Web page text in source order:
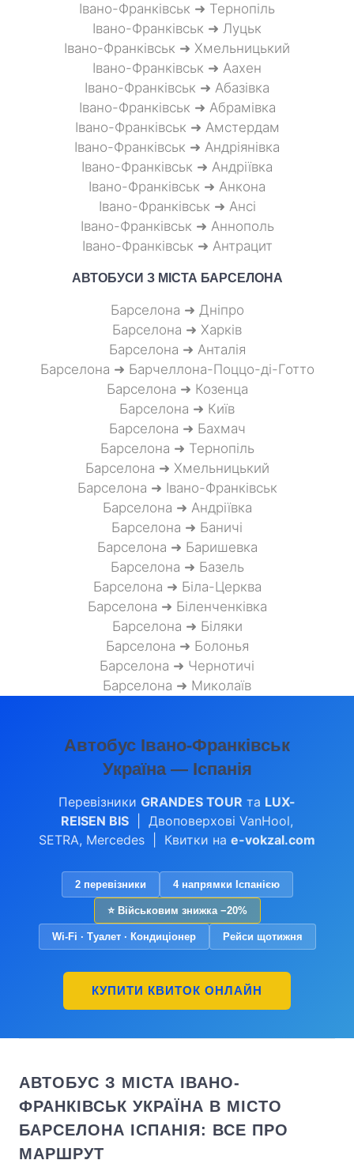
Івано-Франківськ ➜ Тернопіль
Івано-Франківськ ➜ Луцьк
Івано-Франківськ ➜ Хмельницький
Івано-Франківськ ➜ Аахен
Івано-Франківськ ➜ Абазівка
Івано-Франківськ ➜ Абрамівка
Івано-Франківськ ➜ Амстердам
Івано-Франківськ ➜ Андріянівка
Івано-Франківськ ➜ Андріївка
Івано-Франківськ ➜ Анкона
Івано-Франківськ ➜ Ансі
Івано-Франківськ ➜ Аннополь
Івано-Франківськ ➜ Антрацит
АВТОБУСИ З МІСТА БАРСЕЛОНА
Барселона ➜ Дніпро
Барселона ➜ Харків
Барселона ➜ Анталія
Барселона ➜ Барчеллона-Поццо-ді-Готто
Барселона ➜ Козенца
Барселона ➜ Київ
Барселона ➜ Бахмач
Барселона ➜ Тернопіль
Барселона ➜ Хмельницький
Барселона ➜ Івано-Франківськ
Барселона ➜ Андріївка
Барселона ➜ Баничі
Барселона ➜ Баришевка
Барселона ➜ Базель
Барселона ➜ Біла-Церква
Барселона ➜ Біленченківка
Барселона ➜ Біляки
Барселона ➜ Болонья
Барселона ➜ Чернотичі
Барселона ➜ Миколаїв
Автобус Івано-Франківськ
Україна — Іспанія
Перевізники GRANDES TOUR та LUX-
REISEN BIS | Двоповерхові VanHool,
SETRA, Mercedes | Квитки на e-vokzal.com
2 перевізники 4 напрямки Іспанією
⭐ Військовим знижка −20%
Wi-Fi · Туалет · Кондиціонер Рейси щотижня
КУПИТИ КВИТОК ОНЛАЙН
АВТОБУС З МІСТА ІВАНО-
ФРАНКІВСЬК УКРАЇНА В МІСТО
БАРСЕЛОНА ІСПАНІЯ: ВСЕ ПРО
МАРШРУТ